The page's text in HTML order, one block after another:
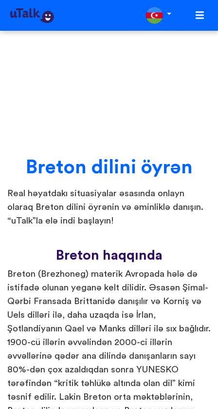
Breton dilini öyrən
Real həyatdakı situasiyalar əsasında onlayn
olaraq Breton dilini öyrənin və əminliklə danışın.
“uTalk”la elə indi başlayın!
Breton haqqında
Breton (Brezhoneg) materik Avropada hələ də
istifadə olunan yeganə kelt dilidir. Əsasən Şimal-
Qərbi Fransada Brittanidə danışılır və Korniş və
Uels dilləri ilə, daha uzaqda isə İrlan,
Şotlandiyanın Qael və Manks dilləri ilə sıx bağlıdır.
1900-cü illərin əvvəlindən 2000-ci illərin
əvvəllərinə qədər ana dilində danışanların sayı
80%-dən çox azaldıqdan sonra YUNESKO
tərəfindən “kritik təhlükə altında olan dil” kimi
təsnif edilir. Lakin Breton orta məktəblərinin,